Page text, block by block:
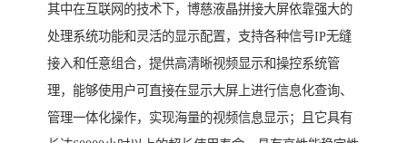
其中在互联网的技术下，博慈液晶拼接大屏依靠强大的
处理系统功能和灵活的显示配置，支持各种信号IP无缝
接入和任意组合，提供高清晰视频显示和操控系统管
理，能够使用户可直接在显示大屏上进行信息化查询、
管理一体化操作，实现海量的视频信息显示；且它具有